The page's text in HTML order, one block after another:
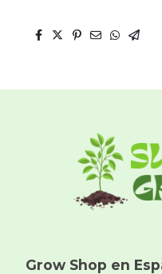
Grow Shop en